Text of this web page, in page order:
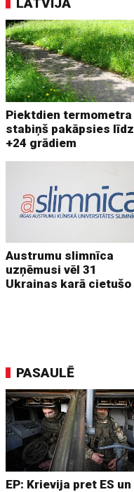
Piektdien termometra
stabiņš pakāpsies līdz
+24 grādiem
Austrumu slimnīca
uzņēmusi vēl 31
Ukrainas karā cietušo
PASAULĒ
EP: Krievija pret ES un